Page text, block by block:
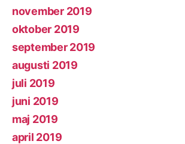
november 2019
oktober 2019
september 2019
augusti 2019
juli 2019
juni 2019
maj 2019
april 2019